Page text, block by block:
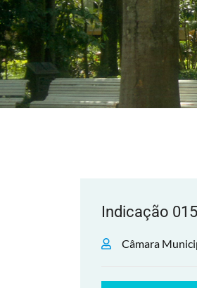
Indicação 015
Câmara